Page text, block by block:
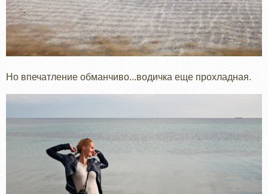
Но впечатление обманчиво...водичка еще прохладная.